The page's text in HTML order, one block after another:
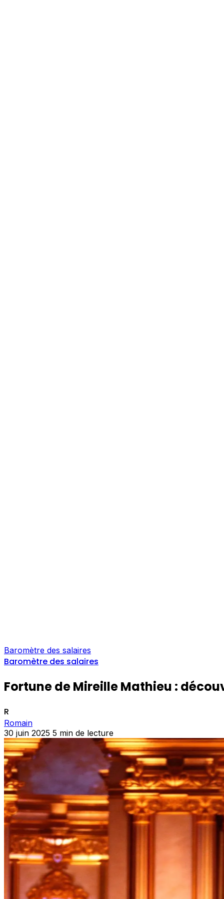
Baromètre des salaires
Baromètre des salaires
Fortune de Mireille Mathieu :
R
Romain
30 juin 2025 5 min de lecture